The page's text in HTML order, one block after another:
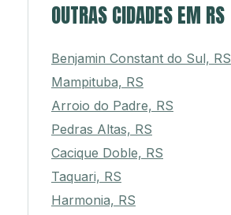
OUTRAS CIDADES EM RS
Benjamin Constant do Sul, RS
Mampituba, RS
Arroio do Padre, RS
Pedras Altas, RS
Cacique Doble, RS
Taquari, RS
Harmonia, RS